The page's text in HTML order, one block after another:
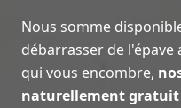
Nous somme
débarrasser de
qui vous encombre,
naturellement gratuit